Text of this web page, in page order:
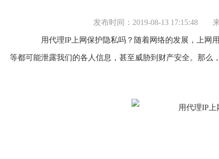
发布时间：2019-08-13 17:15:48
用代理IP上网保护隐私吗？随着网络的发展，上网
等都可能泄露我们的各人信息，甚至威胁到财产安全。那么